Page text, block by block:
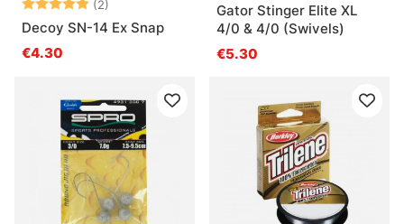
(2)
Decoy SN-14 Ex Snap
€4.30
Gator Stinger Elite XL
4/0 & 4/0 (Swivels)
€5.30